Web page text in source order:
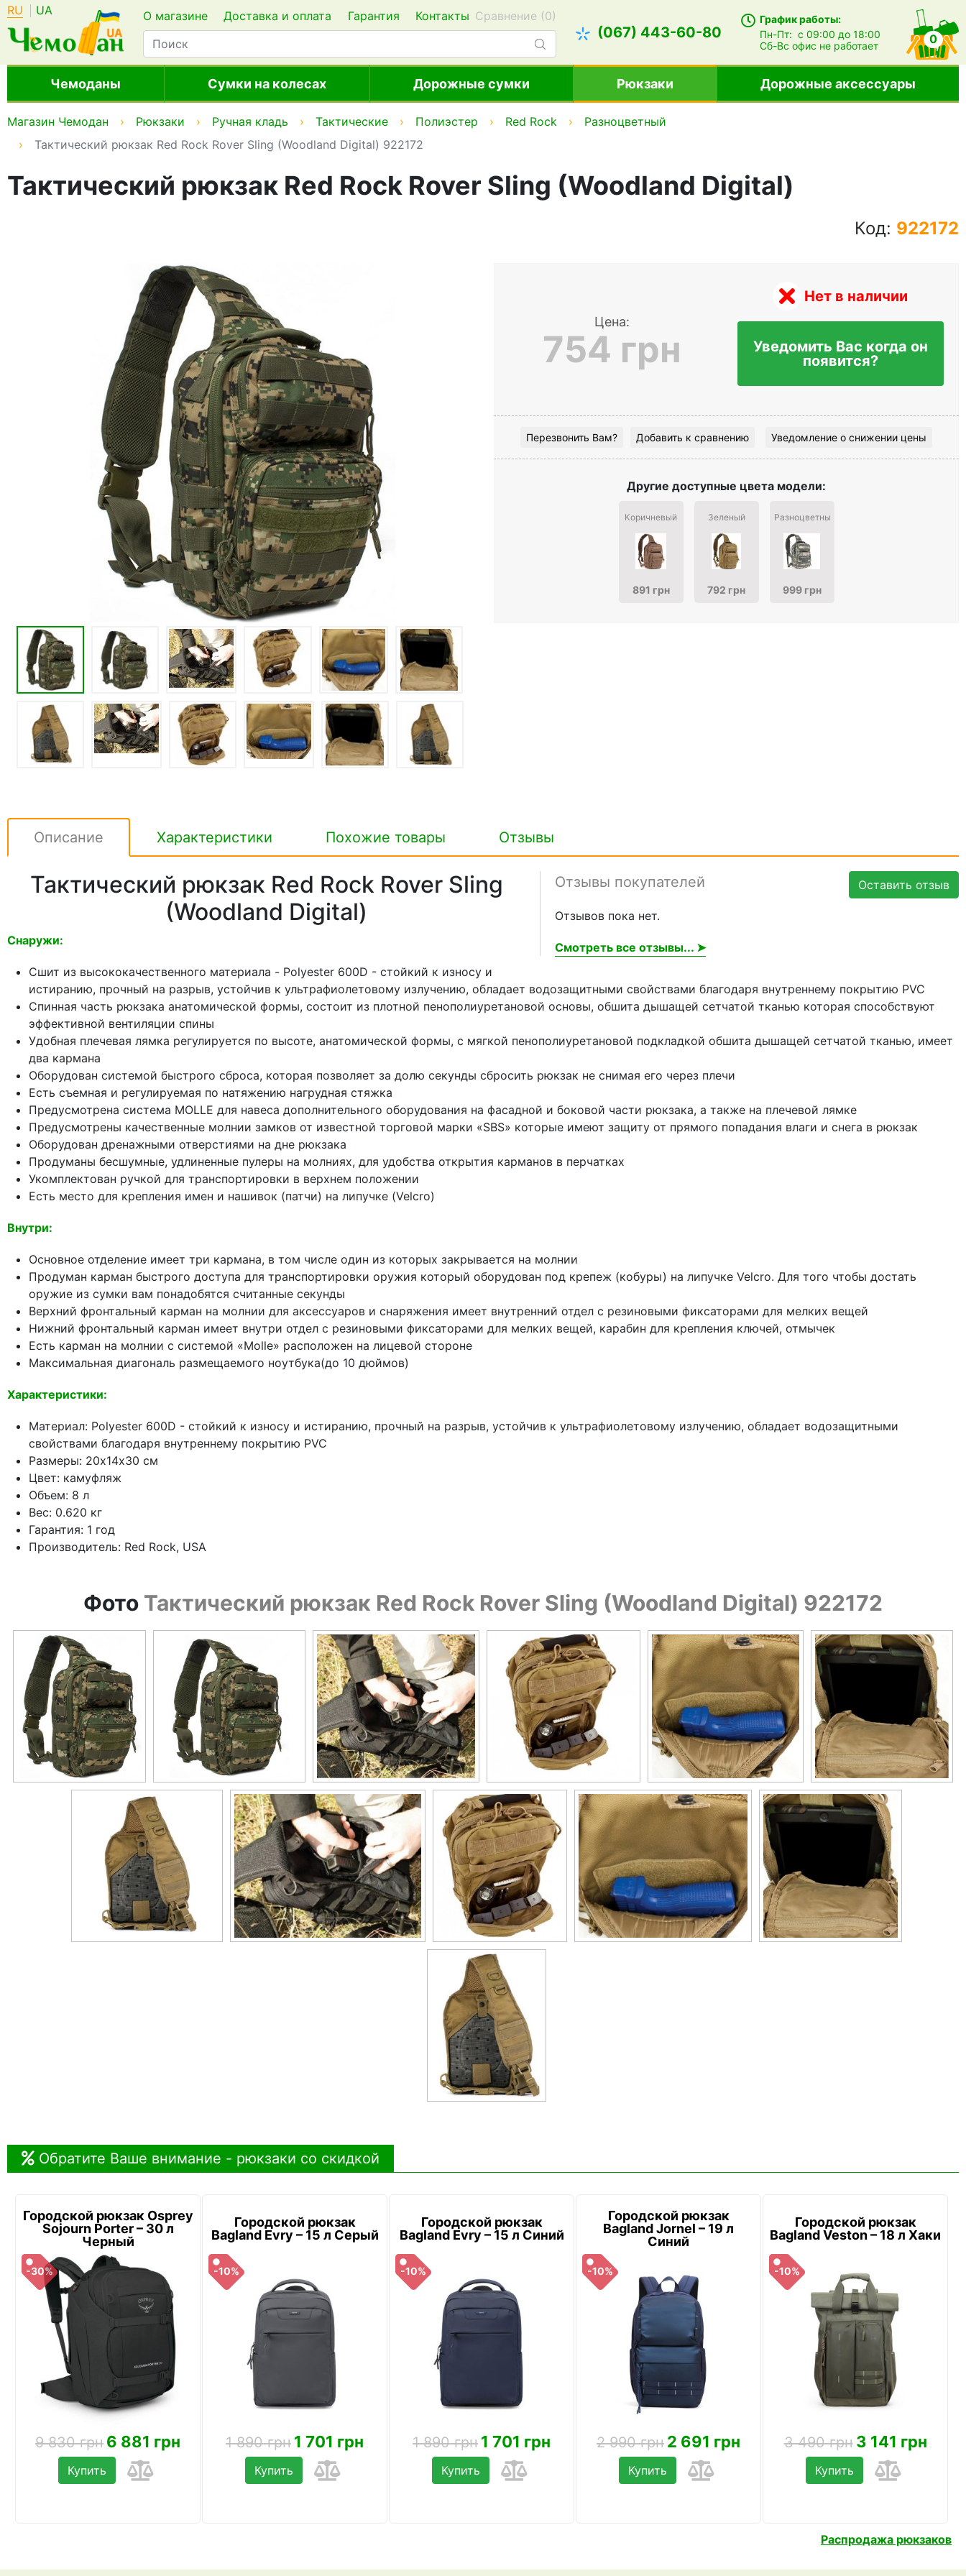
RU UA О магазине Доставка и оплата Гарантия Контакты Сравнение (0)
(067) 443-60-80
График работы:
Пн-Пт:с 09:00 до 18:00
Сб-Всофис не работает 0
Чемоданы Сумки на колесах Дорожные сумки Рюкзаки Дорожные аксессуары
Магазин Чемодан Рюкзаки Ручная кладь Тактические Полиэстер Red Rock
Разноцветный
Тактический рюкзак Red Rock Rover Sling (Woodland Digital) 922172
Тактический рюкзак Red Rock Rover Sling (Woodland Digital)
Код: 922172
Цена:
754 грн
Нет в наличии
Уведомить Вас когда он
появится?
Перезвонить Вам? Добавить к сравнению Уведомление о снижении цены
Другие доступные цвета модели:
Коричневый
891 грн
Зеленый
792 грн
Разноцветный
999 грн
Описание Характеристики Похожие товары Отзывы
Оставить отзыв
Отзывы покупателей
Отзывов пока нет.
Смотреть все отзывы... ➤
Тактический рюкзак Red Rock Rover Sling
(Woodland Digital)
Снаружи:
Сшит из высококачественного материала - Polyester 600D - стойкий к износу и
истиранию, прочный на разрыв, устойчив к ультрафиолетовому излучению, обладает водозащитными свойствами благодаря внутреннему покрытию PVC
Спинная часть рюкзака анатомической формы, состоит из плотной пенополиуретановой основы, обшита дышащей сетчатой тканью которая способствуют
эффективной вентиляции спины
Удобная плечевая лямка регулируется по высоте, анатомической формы, с мягкой пенополиуретановой подкладкой обшита дышащей сетчатой тканью, имеет
два кармана
Оборудован системой быстрого сброса, которая позволяет за долю секунды сбросить рюкзак не снимая его через плечи
Есть съемная и регулируемая по натяжению нагрудная стяжка
Предусмотрена система MOLLE для навеса дополнительного оборудования на фасадной и боковой части рюкзака, а также на плечевой лямке
Предусмотрены качественные молнии замков от известной торговой марки «SBS» которые имеют защиту от прямого попадания влаги и снега в рюкзак
Оборудован дренажными отверстиями на дне рюкзака
Продуманы бесшумные, удлиненные пулеры на молниях, для удобства открытия карманов в перчатках
Укомплектован ручкой для транспортировки в верхнем положении
Есть место для крепления имен и нашивок (патчи) на липучке (Velcro)
Внутри:
Основное отделение имеет три кармана, в том числе один из которых закрывается на молнии
Продуман карман быстрого доступа для транспортировки оружия который оборудован под крепеж (кобуры) на липучке Velcro. Для того чтобы достать
оружие из сумки вам понадобятся считанные секунды
Верхний фронтальный карман на молнии для аксессуаров и снаряжения имеет внутренний отдел с резиновыми фиксаторами для мелких вещей
Нижний фронтальный карман имеет внутри отдел с резиновыми фиксаторами для мелких вещей, карабин для крепления ключей, отмычек
Есть карман на молнии с системой «Molle» расположен на лицевой стороне
Максимальная диагональ размещаемого ноутбука(до 10 дюймов)
Характеристики:
Материал: Polyester 600D - стойкий к износу и истиранию, прочный на разрыв, устойчив к ультрафиолетовому излучению, обладает водозащитными
свойствами благодаря внутреннему покрытию PVC
Размеры: 20х14х30 см
Цвет: камуфляж
Объем: 8 л
Вес: 0.620 кг
Гарантия: 1 год
Производитель: Red Rock, USA
Фото Тактический рюкзак Red Rock Rover Sling (Woodland Digital) 922172
Обратите Ваше внимание - рюкзаки со скидкой
Городской рюкзак Osprey
Sojourn Porter – 30 л
Черный
-30%
9 830 грн 6 881 грн
Купить
Городской рюкзак
Bagland Evry – 15 л Серый
-10%
1 890 грн 1 701 грн
Купить
Городской рюкзак
Bagland Evry – 15 л Синий
-10%
1 890 грн 1 701 грн
Купить
Городской рюкзак
Bagland Jornel – 19 л
Синий
-10%
2 990 грн 2 691 грн
Купить
Городской рюкзак
Bagland Veston – 18 л Хаки
-10%
3 490 грн 3 141 грн
Купить
Распродажа рюкзаков